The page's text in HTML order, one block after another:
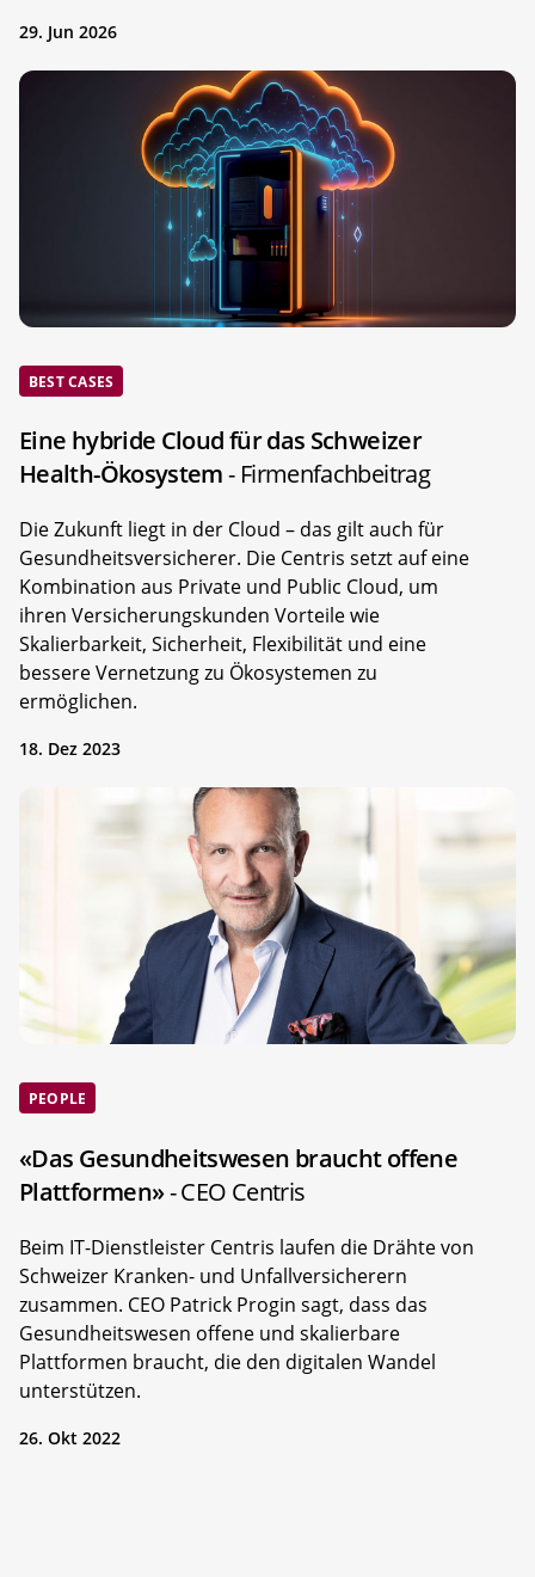
29. Jun 2026
BEST CASES
Eine hybride Cloud für das Schweizer
Health-Ökosystem- Firmenfachbeitrag
Die Zukunft liegt in der Cloud – das gilt auch für
Gesundheitsversicherer. Die Centris setzt auf eine
Kombination aus Private und Public Cloud, um
ihren Versicherungskunden Vorteile wie
Skalierbarkeit, Sicherheit, Flexibilität und eine
bessere Vernetzung zu Ökosystemen zu
ermöglichen.
18. Dez 2023
PEOPLE
«Das Gesundheitswesen braucht offene
Plattformen»- CEO Centris
Beim IT-Dienstleister Centris laufen die Drähte von
Schweizer Kranken- und Unfallversicherern
zusammen. CEO Patrick Progin sagt, dass das
Gesundheitswesen offene und skalierbare
Plattformen braucht, die den digitalen Wandel
unterstützen.
26. Okt 2022